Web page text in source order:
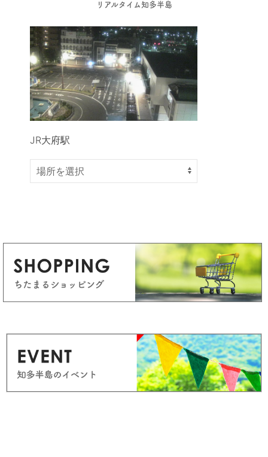
リアルタイム知多半島
JR大府駅